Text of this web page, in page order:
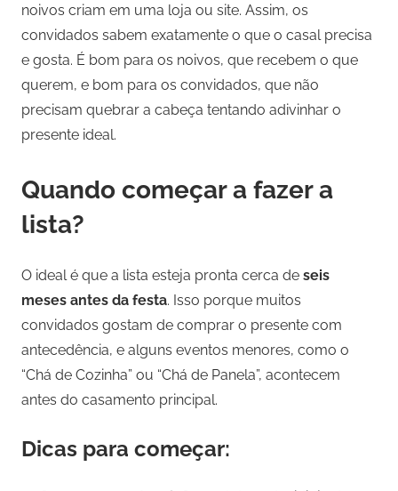
noivos criam em uma loja ou site. Assim, os
convidados sabem exatamente o que o casal precisa
e gosta. É bom para os noivos, que recebem o que
querem, e bom para os convidados, que não
precisam quebrar a cabeça tentando adivinhar o
presente ideal.
Quando começar a fazer a
lista?
O ideal é que a lista esteja pronta cerca de seis
meses antes da festa. Isso porque muitos
convidados gostam de comprar o presente com
antecedência, e alguns eventos menores, como o
“Chá de Cozinha” ou “Chá de Panela”, acontecem
antes do casamento principal.
Dicas para começar: